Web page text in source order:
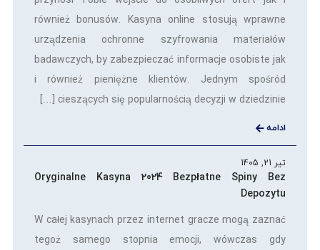
również bonusów. Kasyna online stosują wprawne
urządzenia ochronne szyfrowania materiałów
badawczych, by zabezpieczać informacje osobiste jak
i również pieniężne klientów. Jednym spośród
cieszących się popularnością decyzji w dziedzinie […]
ادامه
تیر 21, 1405
Oryginalne Kasyna 2024 Bezpłatne Spiny Bez
Depozytu
W całej kasynach przez internet gracze mogą zaznać
tegoż samego stopnia emocji, wówczas gdy